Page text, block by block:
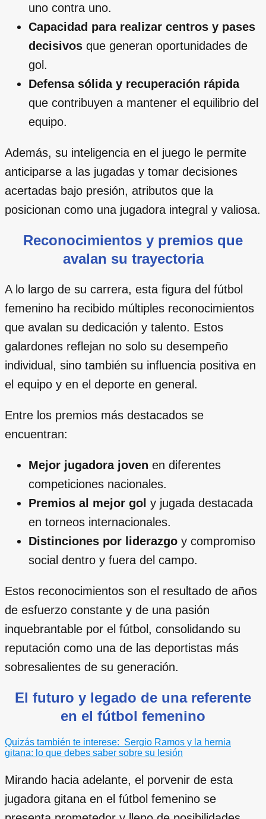
uno contra uno.
Capacidad para realizar centros y pases
decisivos que generan oportunidades de
gol.
Defensa sólida y recuperación rápida
que contribuyen a mantener el equilibrio del
equipo.
Además, su inteligencia en el juego le permite
anticiparse a las jugadas y tomar decisiones
acertadas bajo presión, atributos que la
posicionan como una jugadora integral y valiosa.
Reconocimientos y premios que
avalan su trayectoria
A lo largo de su carrera, esta figura del fútbol
femenino ha recibido múltiples reconocimientos
que avalan su dedicación y talento. Estos
galardones reflejan no solo su desempeño
individual, sino también su influencia positiva en
el equipo y en el deporte en general.
Entre los premios más destacados se
encuentran:
Mejor jugadora joven en diferentes
competiciones nacionales.
Premios al mejor gol y jugada destacada
en torneos internacionales.
Distinciones por liderazgo y compromiso
social dentro y fuera del campo.
Estos reconocimientos son el resultado de años
de esfuerzo constante y de una pasión
inquebrantable por el fútbol, consolidando su
reputación como una de las deportistas más
sobresalientes de su generación.
El futuro y legado de una referente
en el fútbol femenino
Quizás también te interese: Sergio Ramos y la hernia
gitana: lo que debes saber sobre su lesión
Mirando hacia adelante, el porvenir de esta
jugadora gitana en el fútbol femenino se